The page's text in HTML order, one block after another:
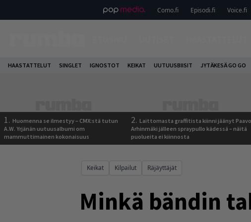
Como.fi Episodi.fi Voice.fi
HAASTATTELUT SINGLET IGNOSTOT KEIKAT UUTUUSBIISIT JYTÄKESÄ GO GO
1. Huomenna se ilmestyy – CMX:stä tutun
A.W. Yrjänän uutuusalbumi om
mammuttimainen kokonaisuus
2. Laittomasta graffitista kiinni jäänyt Paavo
Arhinmäki jälleen spraypullo kädessä – näitä
puolueita ei kiinnosta
Keikat Kilpailut Räjäyttäjät
Minkä bändin